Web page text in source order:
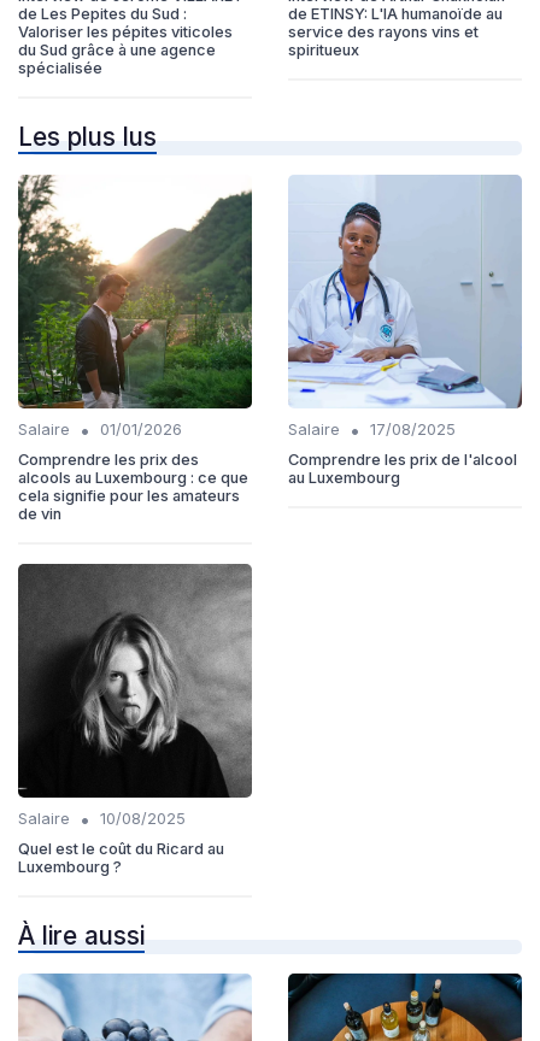
de Les Pepites du Sud :
Valoriser les pépites viticoles
du Sud grâce à une agence
spécialisée
de ETINSY: L'IA humanoïde au
service des rayons vins et
spiritueux
Les plus lus
Salaire •
01/01/2026
Comprendre les prix des
alcools au Luxembourg : ce que
cela signifie pour les amateurs
de vin
Salaire •
17/08/2025
Comprendre les prix de l'alcool
au Luxembourg
Salaire •
10/08/2025
Quel est le coût du Ricard au
Luxembourg ?
À lire aussi